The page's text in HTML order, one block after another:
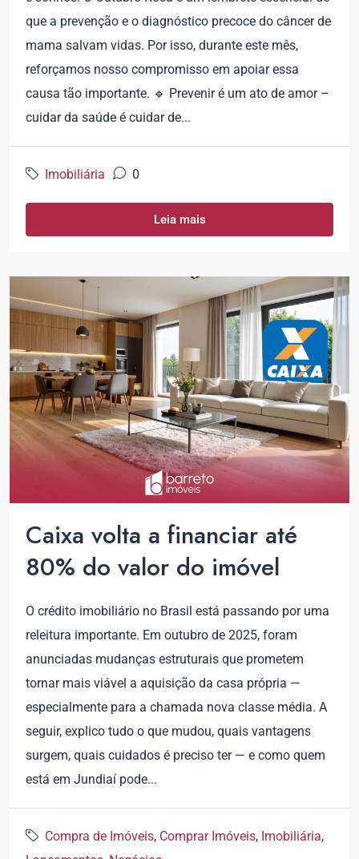
que a prevenção e o diagnóstico precoce do câncer de
mama salvam vidas. Por isso, durante este mês,
reforçamos nosso compromisso em apoiar essa
causa tão importante. 🔹 Prevenir é um ato de amor –
cuidar da saúde é cuidar de...
Imobiliária 0
Leia mais
Caixa volta a financiar até
80% do valor do imóvel
O crédito imobiliário no Brasil está passando por uma
releitura importante. Em outubro de 2025, foram
anunciadas mudanças estruturais que prometem
tornar mais viável a aquisição da casa própria —
especialmente para a chamada nova classe média. A
seguir, explico tudo o que mudou, quais vantagens
surgem, quais cuidados é preciso ter — e como quem
está em Jundiaí pode...
Compra de Imóveis, Comprar Imóveis, Imobiliária,